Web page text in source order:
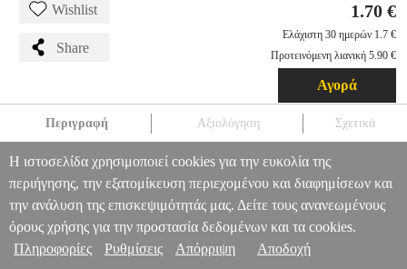
Wishlist
Share
1.70 €
Ελάχιστη 30 ημερών 1.7 €
Προτεινόμενη λιανική 5.90 €
Αγορά
Περιγραφή Αξιολόγηση Σχετικά
HAMA 181272 SILK COVER FOR SAMSUNG GALAXY S8+
BLACK
TEL.047731 TEL.047731 HAMA HAMA ΘΗΚΗ
181272 SILK COVER FOR SAMSUNG GALAXY S8+ BLACK
1.70
Πληροφορίες & Υπηρεσίες >
Η ιστοσελίδα χρησιμοποιεί cookies για την ευκολία της
περιήγησης, την εξατομίκευση περιεχομένου και διαφημίσεων και
την ανάλυση της επισκεψιμότητάς μας. Δείτε τους ανανεωμένους
όρους χρήσης για την προστασία δεδομένων και τα cookies.
Πληροφορίες
Ρυθμίσεις Απόρριψη Αποδοχή